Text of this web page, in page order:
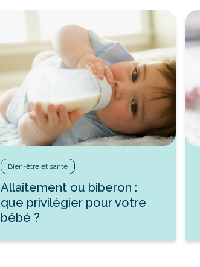
Bien-être et santé
Allaitement ou biberon :
que privilégier pour votre
bébé ?